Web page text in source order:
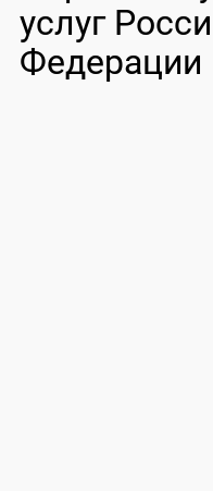
услуг
Федерации